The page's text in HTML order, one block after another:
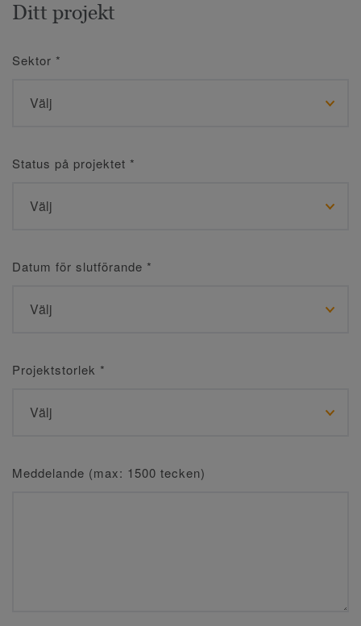
Ditt projekt
Sektor *
Status på projektet *
Datum för slutförande *
Projektstorlek *
Meddelande (max: 1500 tecken)